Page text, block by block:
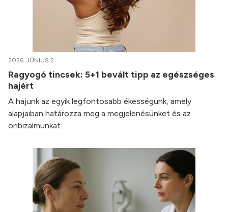
2026. JÚNIUS 2.
Ragyogó tincsek: 5+1 bevált tipp az egészséges
hajért
A hajunk az egyik legfontosabb ékességünk, amely
alapjaiban határozza meg a megjelenésünket és az
önbizalmunkat.